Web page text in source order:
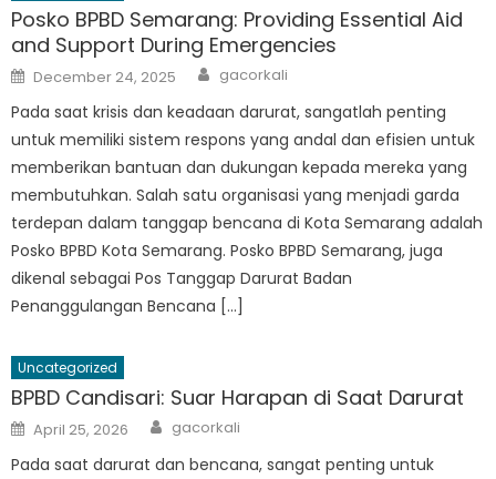
Posko BPBD Semarang: Providing Essential Aid
and Support During Emergencies
Posted
on
December 24, 2025 Author
gacorkali
Pada saat krisis dan keadaan darurat, sangatlah penting
untuk memiliki sistem respons yang andal dan efisien untuk
memberikan bantuan dan dukungan kepada mereka yang
membutuhkan. Salah satu organisasi yang menjadi garda
terdepan dalam tanggap bencana di Kota Semarang adalah
Posko BPBD Kota Semarang. Posko BPBD Semarang, juga
dikenal sebagai Pos Tanggap Darurat Badan
Penanggulangan Bencana […]
Uncategorized
BPBD Candisari: Suar Harapan di Saat Darurat
Posted
on
April 25, 2026 Author
gacorkali
Pada saat darurat dan bencana, sangat penting untuk